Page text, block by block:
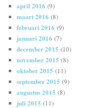
april 2016 (9)
maart 2016 (8)
februari 2016 (9)
januari 2016 (7)
december 2015 (10)
november 2015 (8)
oktober 2015 (11)
september 2015 (9)
augustus 2015 (8)
juli 2015 (11)